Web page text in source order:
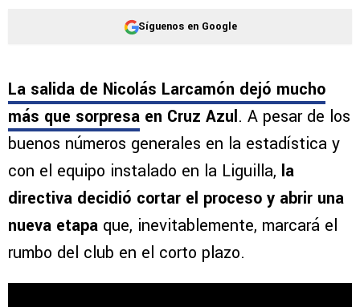
Síguenos en Google
La salida de Nicolás Larcamón dejó mucho
más que sorpresa en Cruz Azul. A pesar de los
buenos números generales en la estadística y
con el equipo instalado en la Liguilla, la
directiva decidió cortar el proceso y abrir una
nueva etapa que, inevitablemente, marcará el
rumbo del club en el corto plazo.